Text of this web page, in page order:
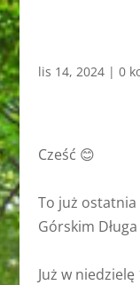
lis 14, 2024| 0
Cześć 😊
To już
Górskim
Już w